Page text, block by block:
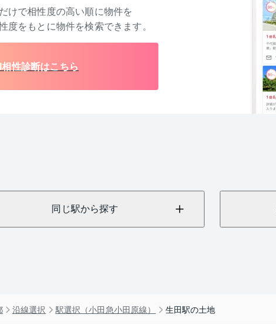
けで相性度の高い順に物件を
度をもとに物件を検索できます。
性診断はこちら
同じ駅から探す
沿線選択 駅選択（小田急小田原線） 生田駅の土地